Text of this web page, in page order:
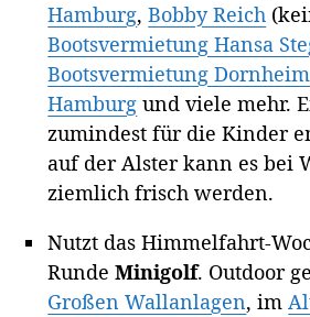
Hamburg,Bobby Reich
Bootsvermietung Hansa
Bootsvermietung Dornheim
Hamburg und viele mehr.
zumindest für die Kinder
auf der Alster kann es bei
ziemlich frisch werden.
Nutzt das Himmelfahrt-
RundeMinigolf. Outdoor
Großen Wallanlagen, im